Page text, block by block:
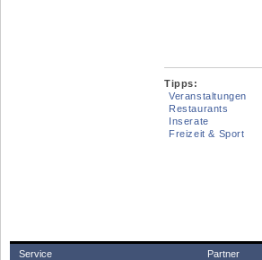
Tipps:
Veranstaltungen
Restaurants
Inserate
Freizeit & Sport
Service Partner